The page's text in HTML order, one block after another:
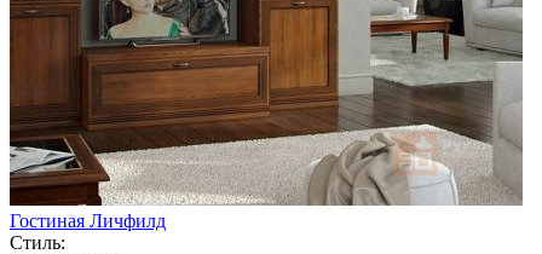
Гостиная Личфилд
Стиль: